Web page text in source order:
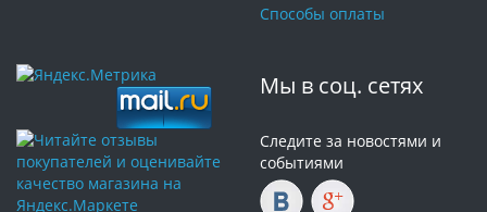
Способы оплаты
Мы в соц. сетях
Следите за новостями и
событиями